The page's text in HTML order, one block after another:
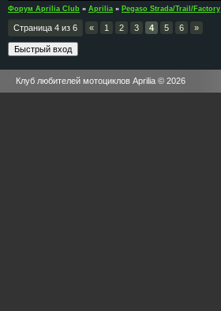
Форум Aprilia Club » Aprilia » Pegaso Strada/Trail/Factory
Страница 4 из 6 « 1 2 3 4 5 6 »
Клуб любителей мотоциклов Aprilia © 2026